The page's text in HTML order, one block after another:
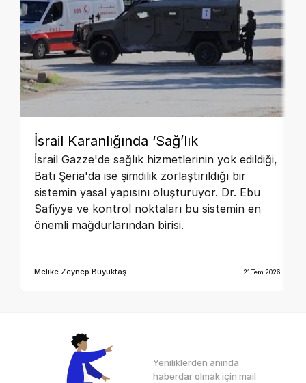
İsrail Karanlığında ‘Sağ’lık
İsrail Gazze'de sağlık hizmetlerinin yok edildiği,
Batı Şeria'da ise şimdilik zorlaştırıldığı bir
sistemin yasal yapısını oluşturuyor. Dr. Ebu
Safiyye ve kontrol noktaları bu sistemin en
önemli mağdurlarından birisi.
Melike Zeynep Büyüktaş 21 Tem 2026
Yeniliklerden anında
haberdar olmak için mail